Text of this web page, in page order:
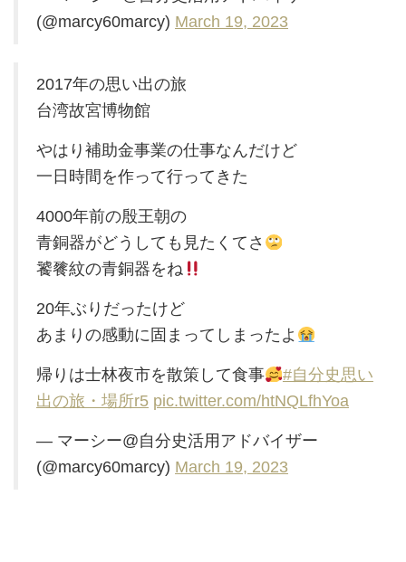
(@marcy60marcy) March 19, 2023
2017年の思い出の旅
台湾故宮博物館
やはり補助金事業の仕事なんだけど
一日時間を作って行ってきた
4000年前の殷王朝の
青銅器がどうしても見たくてさ
饕餮紋の青銅器をね
20年ぶりだったけど
あまりの感動に固まってしまったよ
帰りは士林夜市を散策して食事
#自分史思い
出の旅・場所r5 pic.twitter.com/htNQLfhYoa
— マーシー@自分史活用アドバイザー
(@marcy60marcy) March 19, 2023